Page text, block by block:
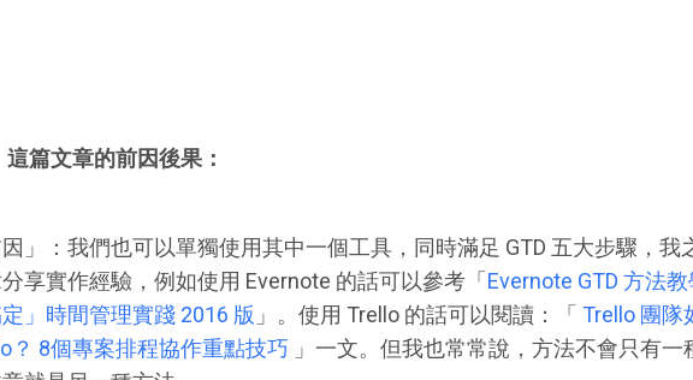
這篇文章的前因後果：
因」：我們也可以單獨使用其中一個工具，同時滿足 GTD 五大步驟，我
享實作經驗，例如使用 Evernote 的話可以參考「 Evernote GTD 方法
定」時間管理實踐 2016 版 」。使用 Trello 的話可以閱讀：「 Trello 團隊
？ 8個專案排程協作重點技巧 」一文。但我也常常說，方法不會只有一